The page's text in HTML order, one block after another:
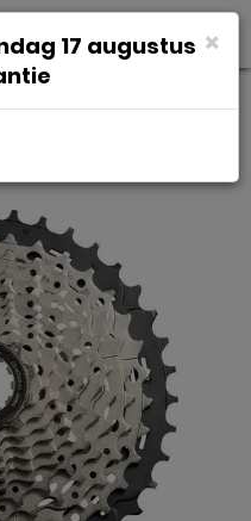
×
17 augustus